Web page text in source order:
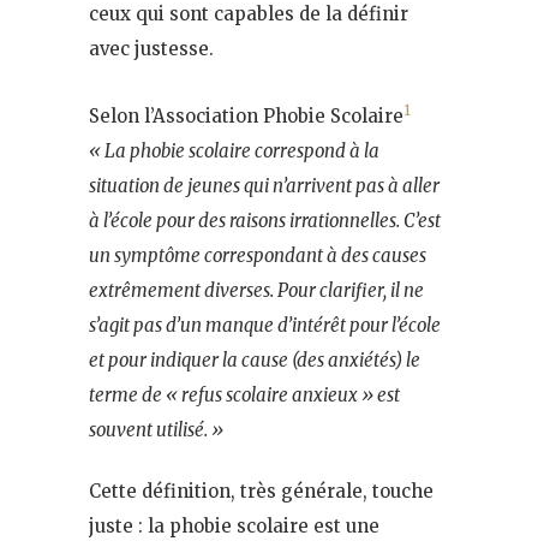
ceux qui sont capables de la définir
avec justesse.
Selon l’Association Phobie Scolaire1
« La phobie scolaire correspond à la
situation de jeunes qui n’arrivent pas à aller
à l’école pour des raisons irrationnelles. C’est
un symptôme correspondant à des causes
extrêmement diverses. Pour clarifier, il ne
s’agit pas d’un manque d’intérêt pour l’école
et pour indiquer la cause (des anxiétés) le
terme de « refus scolaire anxieux » est
souvent utilisé. »
Cette définition, très générale, touche
juste : la phobie scolaire est une